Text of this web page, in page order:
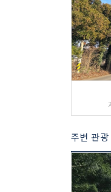
주변 관광